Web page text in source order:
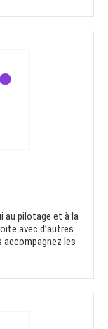
au pilotage et à la
avec d’autres
accompagnez les